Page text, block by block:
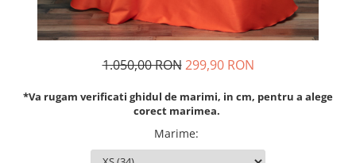
1.050,00 RON 299,90 RON
*Va rugam verificati ghidul de marimi, in cm, pentru a alege
corect marimea.
Marime: